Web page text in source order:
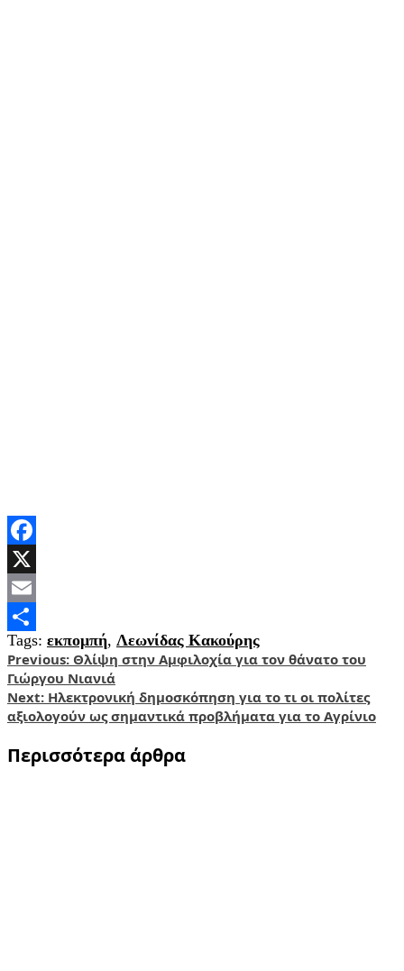
Facebook
X
Email
Share
Tags: εκπομπή, Λεωνίδας Κακούρης
Post
navigation
Previous: Θλίψη στην Αμφιλοχία για τον θάνατο του
Γιώργου Νιανιά
Next: Ηλεκτρονική δημοσκόπηση για το τι οι πολίτες
αξιολογούν ως σημαντικά προβλήματα για το Αγρίνιο
Περισσότερα άρθρα